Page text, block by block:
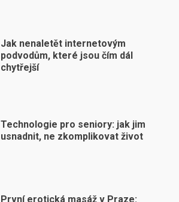
Jak nenaletět internetovým
podvodům, které jsou čím dál
chytřejší
Technologie pro seniory: jak jim
usnadnit, ne zkomplikovat život
První erotická masáž v Praze: